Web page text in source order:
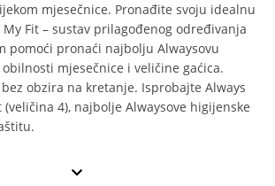
mjesečnice. Pronađite svoju idealnu
Fit – sustav prilagođenog određivanja
pomoći pronaći najbolju Alwaysovu
mjesečnice i veličine gaćica.
obzira na kretanje. Isprobajte Always
4), najbolje Alwaysove higijenske